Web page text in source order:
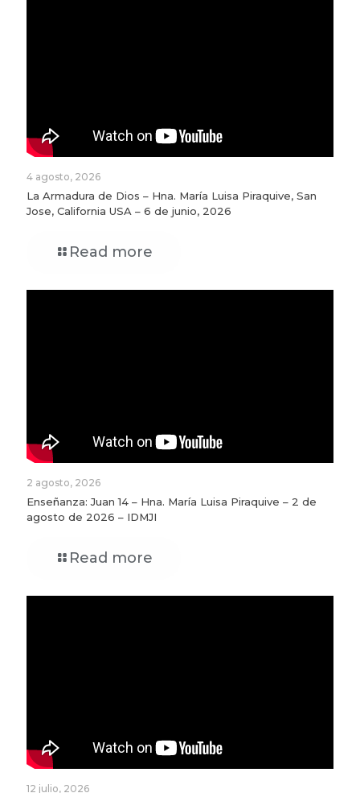
4 agosto, 2026
La Armadura de Dios – Hna. María Luisa Piraquive, San
Jose, California USA – 6 de junio, 2026
Read more
2 agosto, 2026
Enseñanza: Juan 14 – Hna. María Luisa Piraquive – 2 de
agosto de 2026 – IDMJI
Read more
12 julio, 2026